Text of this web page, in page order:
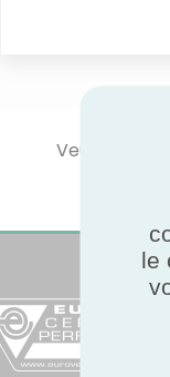
Veuillez
afficher
le